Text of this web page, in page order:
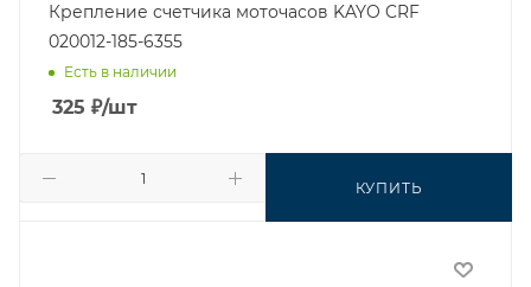
Крепление счетчика моточасов KAYO CRF
020012-185-6355
Есть в наличии
325 ₽/шт
КУПИТЬ